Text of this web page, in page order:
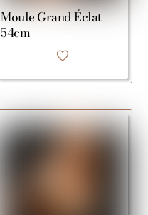
Moule Grand Éclat
54cm